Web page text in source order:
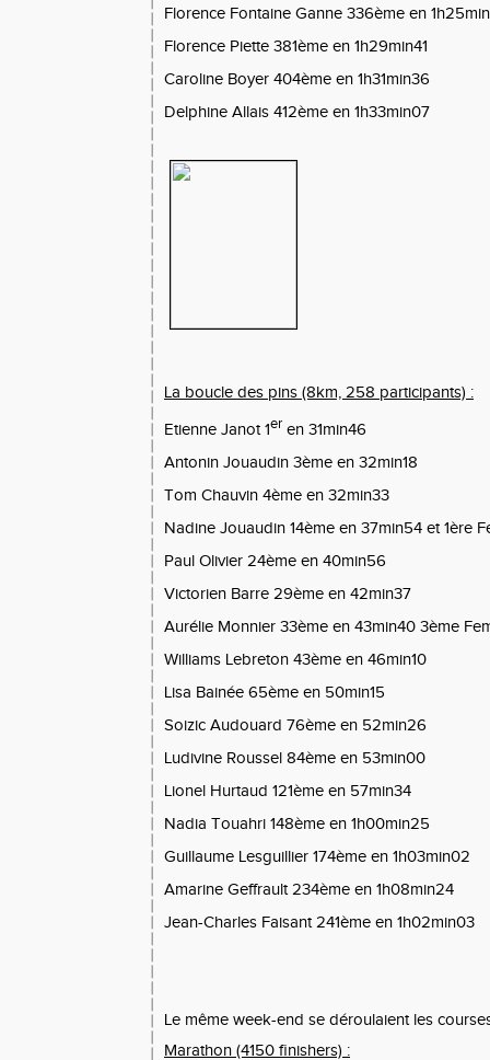
Florence Fontaine Ganne 336ème en
Florence Piette 381ème en 1h29min41
Caroline Boyer 404ème en 1h31min36
Delphine Allais 412ème en 1h33min07
La boucle des pins (8km, 258 participants) :
Etienne Janot 1er en 31min46
Antonin Jouaudin 3ème en 32min18
Tom Chauvin 4ème en 32min33
Nadine Jouaudin 14ème en 37min54 et 1ère
Paul Olivier 24ème en 40min56
Victorien Barre 29ème en 42min37
Aurélie Monnier 33ème en 43min40 3ème
Williams Lebreton 43ème en 46min10
Lisa Bainée 65ème en 50min15
Soizic Audouard 76ème en 52min26
Ludivine Roussel 84ème en 53min00
Lionel Hurtaud 121ème en 57min34
Nadia Touahri 148ème en 1h00min25
Guillaume Lesguillier 174ème en 1h03min02
Amarine Geffrault 234ème en 1h08min24
Jean-Charles Faisant 241ème en 1h02min03
Le même week-end se déroulaient les
Marathon (4150 finishers) :